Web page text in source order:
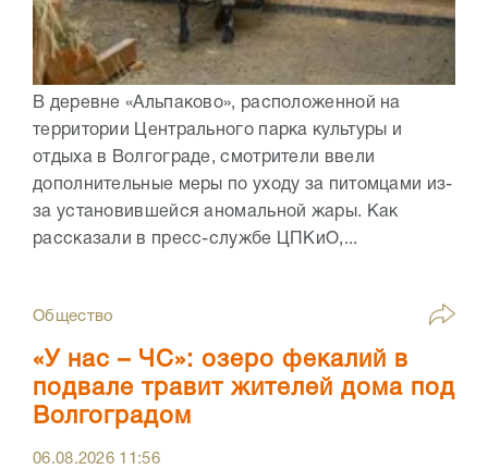
В деревне «Альпаково», расположенной на
территории Центрального парка культуры и
отдыха в Волгограде, смотрители ввели
дополнительные меры по уходу за питомцами из-
за установившейся аномальной жары. Как
рассказали в пресс-службе ЦПКиО,...
Общество
«У нас – ЧС»: озеро фекалий в
подвале травит жителей дома под
Волгоградом
06.08.2026 11:56